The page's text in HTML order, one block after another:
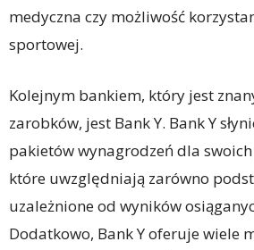
medyczna czy możliwość
sportowej.
Kolejnym bankiem, który jest
zarobków, jest Bank Y. Bank Y
pakietów wynagrodzeń dla
które uwzględniają zarówno
uzależnione od wyników
Dodatkowo, Bank Y oferuje wiele